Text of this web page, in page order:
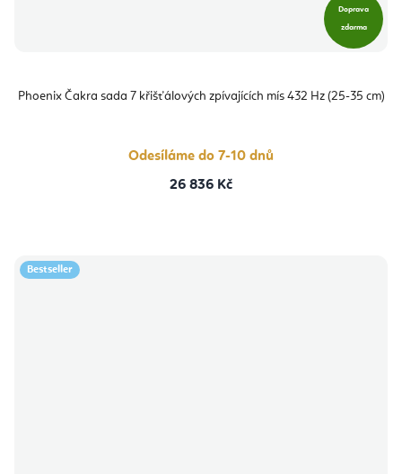
Doprava
zdarma
Phoenix Čakra sada 7 křišťálových zpívajících mís 432 Hz (25-35 cm)
Odesíláme do 7-10 dnů
26 836 Kč
Bestseller